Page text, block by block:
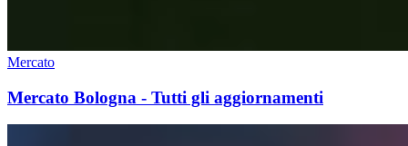
Mercato
Mercato Bologna - Tutti gli aggiornamenti